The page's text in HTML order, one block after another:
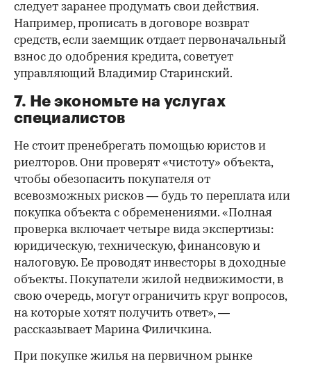
следует заранее продумать свои действия.
Например, прописать в договоре возврат
средств, если заемщик отдает первоначальный
взнос до одобрения кредита, советует
управляющий Владимир Старинский.
7. Не экономьте на услугах
специалистов
Не стоит пренебрегать помощью юристов и
риелторов. Они проверят «чистоту» объекта,
чтобы обезопасить покупателя от
всевозможных рисков — будь то переплата или
покупка объекта с обременениями. «Полная
проверка включает четыре вида экспертизы:
юридическую, техническую, финансовую и
налоговую. Ее проводят инвесторы в доходные
объекты. Покупатели жилой недвижимости, в
свою очередь, могут ограничить круг вопросов,
на которые хотят получить ответ», —
рассказывает Марина Филичкина.
При покупке жилья на первичном рынке